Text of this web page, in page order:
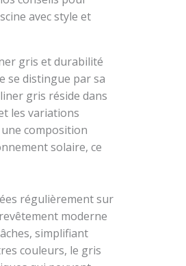
gris et durabilité
se distingue par sa
gris réside dans
les variations
composition
solaire, ce
régulièrement sur
moderne
simplifiant
couleurs, le gris